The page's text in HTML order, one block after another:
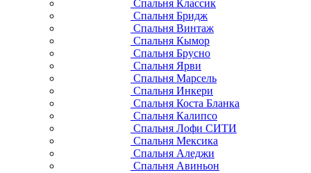
Спальня Классик
Спальня Бридж
Спальня Винтаж
Спальня Кымор
Спальня Брусно
Спальня Ярви
Спальня Марсель
Спальня Инкери
Спальня Коста Бланка
Спальня Калипсо
Спальня Лофи СИТИ
Спальня Мексика
Спальня Аледжи
Спальня Авиньон